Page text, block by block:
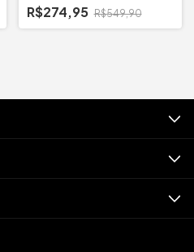
R$274,95 R$549,90